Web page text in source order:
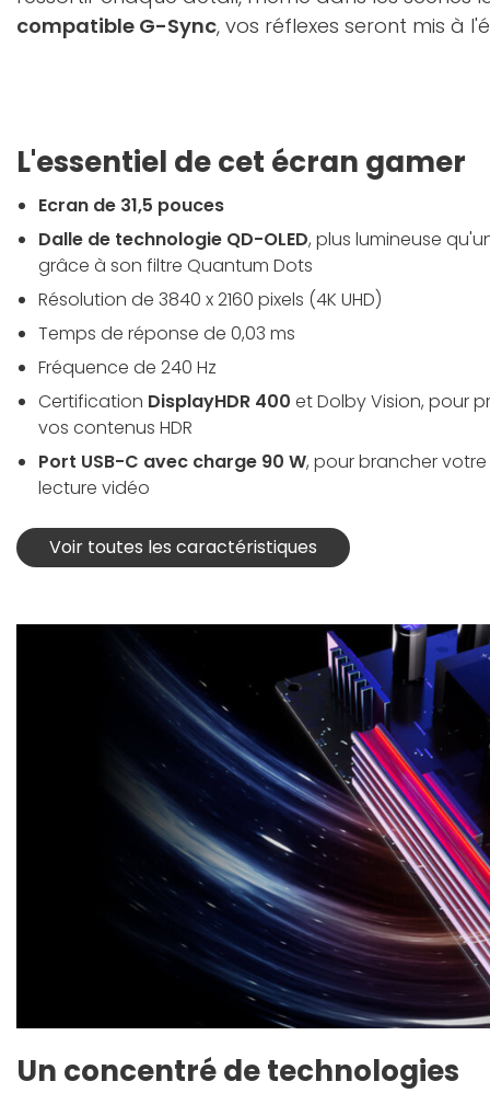
compatible G-Sync, vos réflexes seront mis à
L'essentiel de cet écran gamer
Ecran de 31,5 pouces
Dalle de technologie QD-OLED, plus lumineuse
grâce à son filtre Quantum Dots
Résolution de 3840 x 2160 pixels (4K UHD)
Temps de réponse de 0,03 ms
Fréquence de 240 Hz
Certification DisplayHDR 400 et Dolby Vision, pour
vos contenus HDR
Port USB-C avec charge 90 W, pour brancher
lecture vidéo
Voir toutes les caractéristiques
Un concentré de technologies